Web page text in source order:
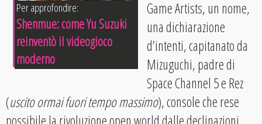
Per approfondire:
Shenmue: come Yu Suzuki
reinventò il videogioco
moderno
Game Artists, un nome,
una dichiarazione
d’intenti, capitanato da
Mizuguchi, padre di
Space Channel 5 e Rez
(uscito ormai fuori tempo massimo), console che rese